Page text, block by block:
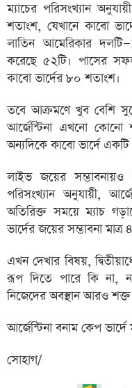
ম্যাচের পরিসংখ্যান
শতাংশ, যেখানে কাবো
লাতিন আমেরিকার
করেছে ৫২টি। পাসের
কাবো ভার্দের ৮০ শতাংশ।
তবে আক্রমণে খুব বেশি
আর্জেন্টিনা এখনো কোনো
অন্যদিকে কাবো ভার্দে
লাইভ জয়ের সম্ভাবনায়ও
পরিসংখ্যান অনুযায়ী,
অতিরিক্ত সময়ে ম্যাচ
ভার্দের জয়ের সম্ভাবনা মাত্র
এখন দেখার বিষয়,
রূপ দিতে পারে কি না,
নিজেদের অবস্থান আরও
আর্জেন্টিনা বনাম কেপ
সোহাগ/